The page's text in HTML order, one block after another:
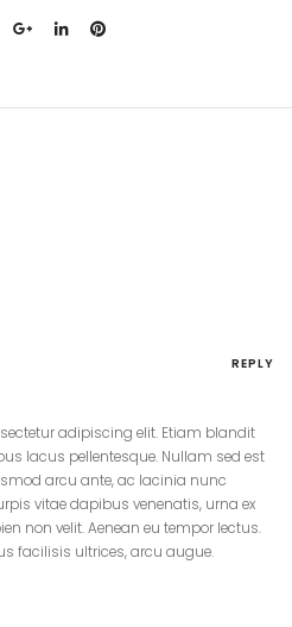
REPLY
adipiscing elit. Etiam blandit
lacus pellentesque. Nullam sed est
arcu ante, ac lacinia nunc
vitae dapibus venenatis, urna ex
non velit. Aenean eu tempor lectus.
facilisis ultrices, arcu augue.